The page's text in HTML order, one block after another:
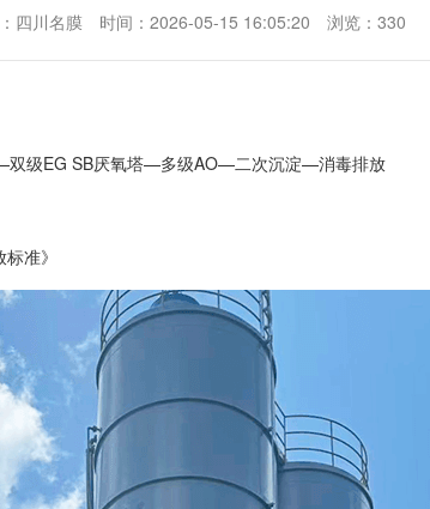
四川名膜 时间：2026-05-15 16:05:20 浏览：330
级EG SB厌氧塔—多级AO—二次沉淀—消毒排放
准》